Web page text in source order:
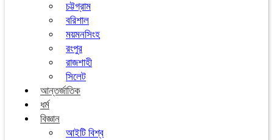
চট্টগ্রাম
বরিশাল
ময়মনসিংহ
রংপুর
রাজশাহী
সিলেট
আন্তর্জাতিক
ধর্ম
বিজ্ঞান
আইটি বিশ্ব